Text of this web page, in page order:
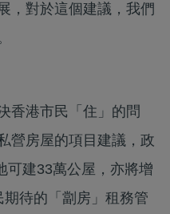
，對於這個建議，我們
香港市民「住」的問
營房屋的項目建議，政
可建33萬公屋，亦將增
待的「劏房」租務管